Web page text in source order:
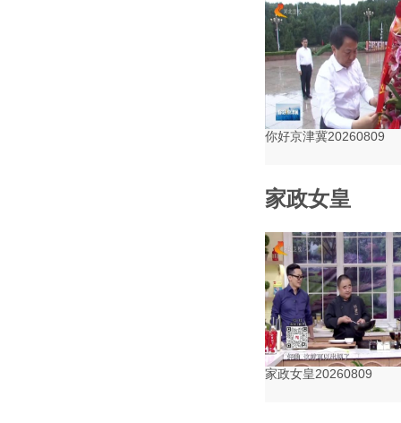
你好京津冀20260809
家政女皇
家政女皇20260809